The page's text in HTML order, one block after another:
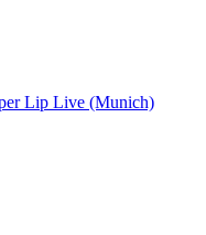
Lip Live (Munich)